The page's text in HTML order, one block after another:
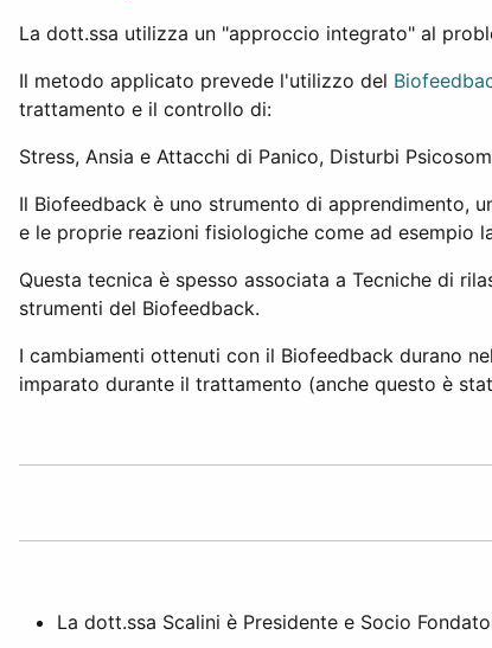
La dott.ssa utilizza un "approccio integrato" al
Il metodo applicato prevede l'utilizzo del
trattamento e il controllo di:
Stress, Ansia e Attacchi di Panico, Disturbi
Il Biofeedback è uno strumento di apprendimento,
e le proprie reazioni fisiologiche come ad esempio
Questa tecnica è spesso associata a Tecniche di
strumenti del Biofeedback.
I cambiamenti ottenuti con il Biofeedback durano
imparato durante il trattamento (anche questo è
La dott.ssa Scalini è Presidente e Socio